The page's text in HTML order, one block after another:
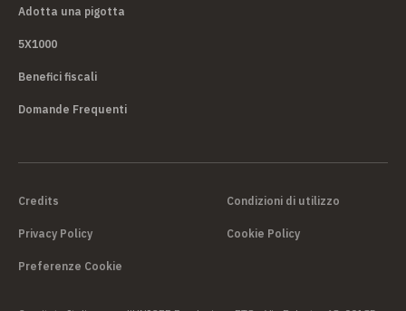
Adotta una pigotta
5X1000
Benefici fiscali
Domande Frequenti
Credits Condizioni di utilizzo
Privacy Policy Cookie Policy
Preferenze Cookie